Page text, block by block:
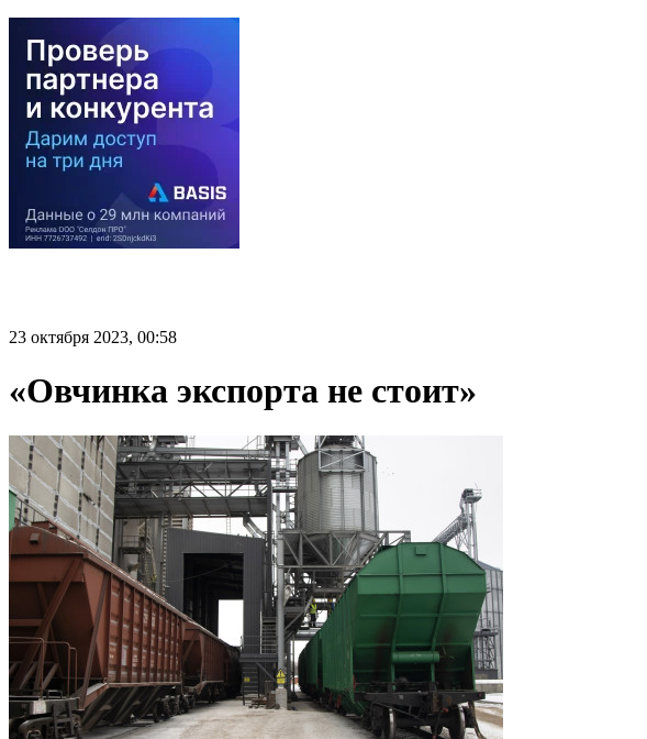
23 октября 2023, 00:58
«Овчинка экспорта не стоит»